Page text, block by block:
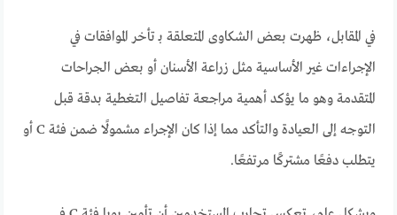
في المقابل، ظهرت بعض الشكاوى المتعلقة بـ تأخر الموافقات في
الإجراءات غير الأساسية مثل زراعة الأسنان أو بعض الجراحات
المتقدمة وهو ما يؤكد أهمية مراجعة تفاصيل التغطية بدقة قبل
التوجه إلى العيادة والتأكد مما إذا كان الإجراء مشمولًا ضمن فئة C أو
يتطلب دفعًا مشتركًا مرتفعًا.